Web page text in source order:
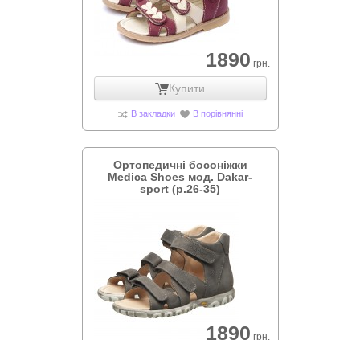
1890 грн.
Купити
В закладки В порівнянні
Ортопедичні босоніжки
Medica Shoes мод. Dakar-
sport (р.26-35)
1890 грн.